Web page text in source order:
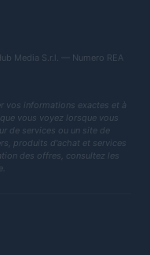
Media S.r.l. — Numero REA
vos informations exactes et à
vous voyez lorsque vous
de services ou un site de
produits d'achat et services
des offres, consultez les